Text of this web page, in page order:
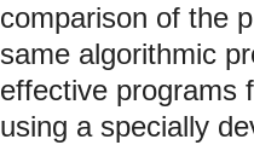
comparison of the
same algorithmic
effective programs
using a specially